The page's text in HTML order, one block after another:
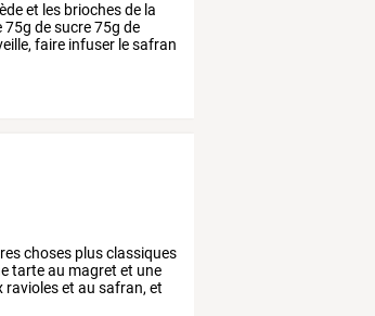
et les briochesde la
75g desucre75g de
faire infuser lesafran
choses plusclassiques
tarteau magret et une
ravioleset au safran, et